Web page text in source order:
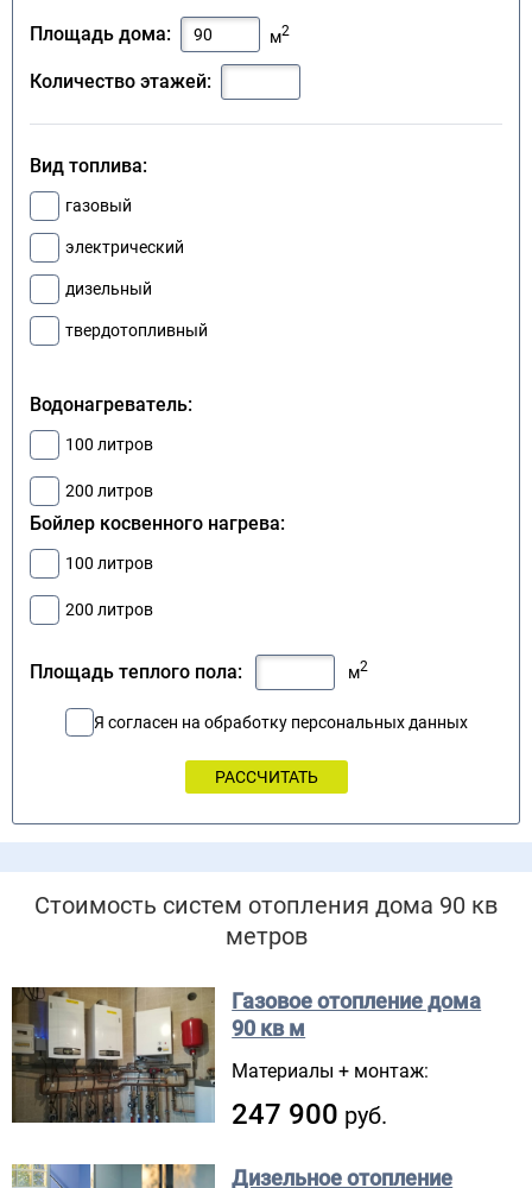
Площадь дома: м2
Количество этажей:
Вид топлива:
газовый
электрический
дизельный
твердотопливный
Водонагреватель:
100 литров
200 литров
Бойлер косвенного нагрева:
100 литров
200 литров
Площадь теплого пола: м2
Я согласен на обработку персональных данных
Стоимость систем отопления дома 90 кв
метров
Газовое отопление дома
90 кв м
Материалы + монтаж:
247 900 руб.
Дизельное отопление